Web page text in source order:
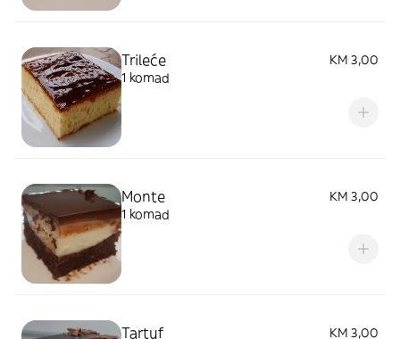
Trileće
KM 3,00
1 komad
Monte
KM 3,00
1 komad
Tartuf KM 3,00